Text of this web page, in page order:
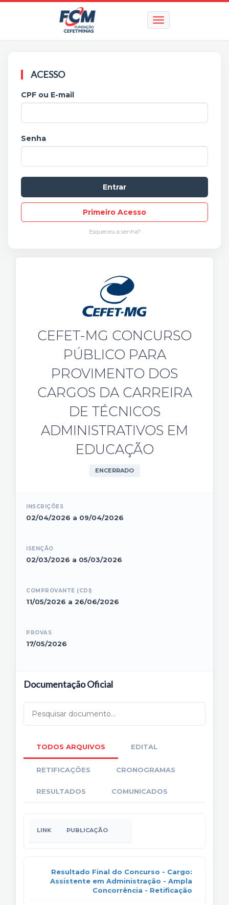
ACESSO
CPF ou E-mail
Senha
Primeiro Acesso
Esqueceu a senha?
CEFET-MG CONCURSO
PÚBLICO PARA
PROVIMENTO DOS
CARGOS DA CARREIRA
DE TÉCNICOS
ADMINISTRATIVOS EM
EDUCAÇÃO
ENCERRADO
INSCRIÇÕES
02/04/2026 a 09/04/2026
ISENÇÃO
02/03/2026 a 05/03/2026
COMPROVANTE (CDI)
11/05/2026 a 26/06/2026
PROVAS
17/05/2026
Documentação Oficial
TODOS ARQUIVOS EDITAL
RETIFICAÇÕES CRONOGRAMAS
RESULTADOS COMUNICADOS
LINK PUBLICAÇÃO
Resultado Final do Concurso - Cargo:
Assistente em Administração - Ampla
Concorrência - Retificação